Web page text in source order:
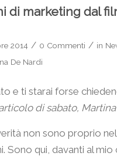
di marketing dal
2014 / 0 Commenti / in
De Nardi
e ti starai forse
di sabato,
non sono proprio
Sono qui, davanti al